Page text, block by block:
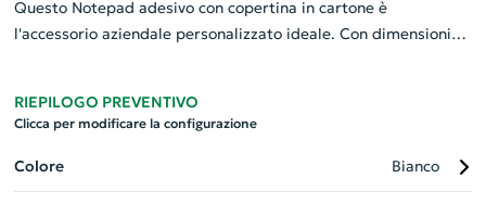
Questo Notepad adesivo con copertina in cartone è
l'accessorio aziendale personalizzato ideale. Con dimensioni
note quotidiane. Il set è accuratamente custodito in una
adesive e mantenerle organizzate. Questo gadget aziendale
unico ed elegante riflette un'immagine professionale e rispetta
RIEPILOGO PREVENTIVO
Clicca per modificare la configurazione
Colore Bianco